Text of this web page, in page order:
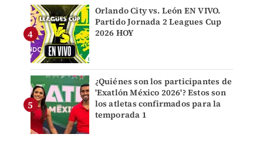
Orlando City vs. León EN VIVO.
Partido Jornada 2 Leagues Cup
2026 HOY
¿Quiénes son los participantes de
'Exatlón México 2026'? Estos son
los atletas confirmados para la
temporada 1